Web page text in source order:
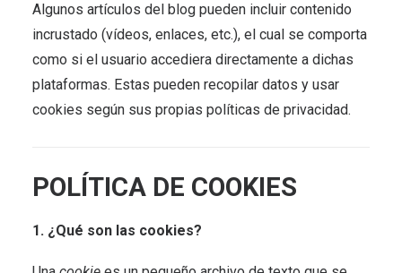
Algunos artículos del blog pueden incluir contenido
incrustado (vídeos, enlaces, etc.), el cual se comporta
como si el usuario accediera directamente a dichas
plataformas. Estas pueden recopilar datos y usar
cookies según sus propias políticas de privacidad.
POLÍTICA DE COOKIES
1. ¿Qué son las cookies?